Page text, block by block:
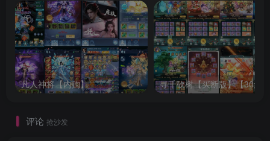
凡人神将【内购】
评论 抢沙发